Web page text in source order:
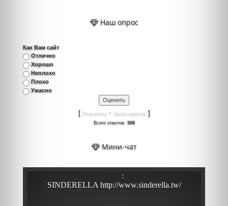
Наш опрос
Как Вам сайт
Отлично
Хорошо
Неплохо
Плохо
Ужасно
[ Результаты · Архив опросов]
Всего ответов: 308
Мини-чат